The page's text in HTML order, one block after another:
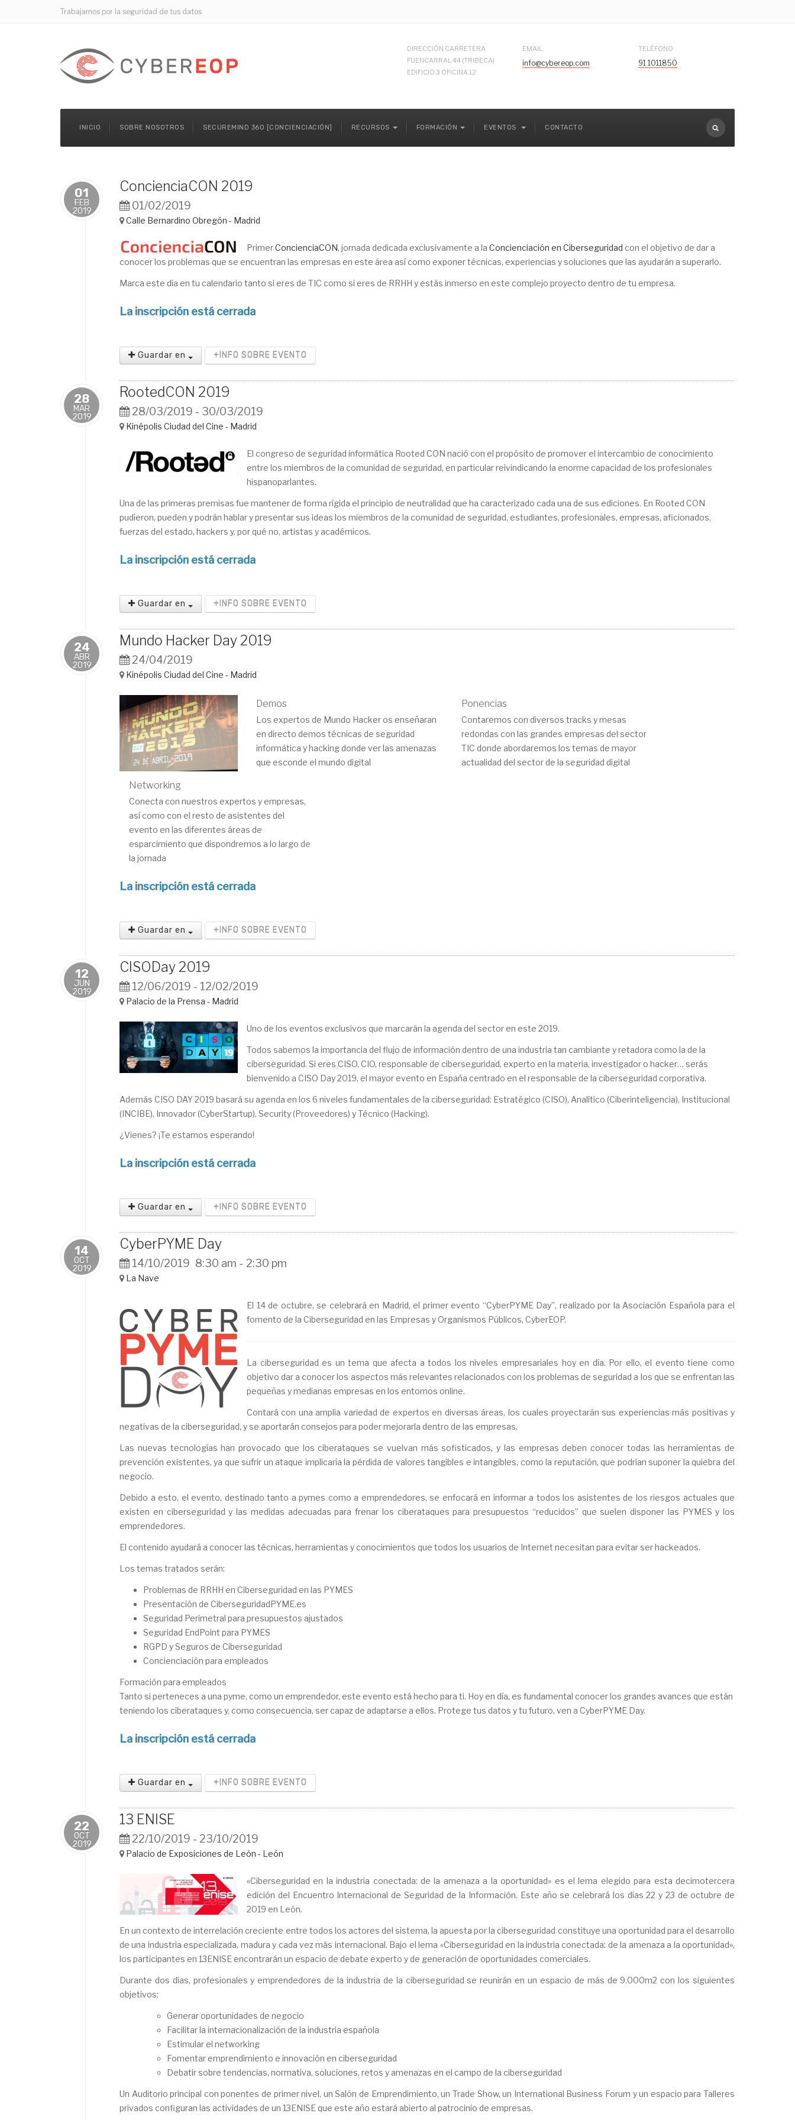
Trabajamos por la seguridad de tus datos
DIRECCIÓN CARRETERA
FUENCARRAL 44 (TRIBECA)
EDIFICIO 3 OFICINA 12
EMAIL
info@cybereop.com
TELÉFONO
91 1011850
INICIO SOBRE NOSOTROS SECUREMIND 360 [CONCIENCIACIÓN] RECURSOS FORMACIÓN EVENTOS CONTACTO
01
FEB
2019
ConcienciaCON 2019
01/02/2019
Calle Bernardino Obregón - Madrid
PrimerConcienciaCON, jornada dedicada exclusivamente a la Concienciación en Ciberseguridad con el objetivo de dar a
conocer los problemas que se encuentran las empresas en este área así como exponer técnicas, experiencias y soluciones que las ayudarán a superarlo.
Marca este día en tu calendario tanto si eres de TIC como si eres de RRHH y estás inmerso en este complejo proyecto dentro de tu empresa.
La inscripción está cerrada
Guardar en +INFO SOBRE EVENTO
28
MAR
2019
RootedCON 2019
28/03/2019 - 30/03/2019
Kinépolis Ciudad del Cine - Madrid
El congreso de seguridad informática Rooted CON nació con el propósito de promover el intercambio de conocimiento
entre los miembros de la comunidad de seguridad, en particular reivindicando la enorme capacidad de los profesionales
hispanoparlantes.
Una de las primeras premisas fue mantener de forma rígida el principio de neutralidad que ha caracterizado cada una de sus ediciones. En Rooted CON
pudieron, pueden y podrán hablar y presentar sus ideas los miembros de la comunidad de seguridad, estudiantes, profesionales, empresas, aficionados,
fuerzas del estado, hackers y, por qué no, artistas y académicos.
La inscripción está cerrada
Guardar en +INFO SOBRE EVENTO
24
ABR
2019
Mundo Hacker Day 2019
24/04/2019
Kinépolis Ciudad del Cine - Madrid
Demos
Los expertos de Mundo Hacker os enseñaran
en directo demos técnicas de seguridad
informática y hacking donde ver las amenazas
que esconde el mundo digital
Ponencias
Contaremos con diversos tracks y mesas
redondas con las grandes empresas del sector
TIC donde abordaremos los temas de mayor
actualidad del sector de la seguridad digital
Networking
Conecta con nuestros expertos y empresas,
así como con el resto de asistentes del
evento en las diferentes áreas de
esparcimiento que dispondremos a lo largo de
la jornada
La inscripción está cerrada
Guardar en +INFO SOBRE EVENTO
12
JUN
2019
CISODay 2019
12/06/2019 - 12/02/2019
Palacio de la Prensa - Madrid
Uno de los eventos exclusivos que marcarán la agenda del sector en este 2019.
Todos sabemos la importancia del flujo de información dentro de una industria tan cambiante y retadora como la de la
ciberseguridad. Si eres CISO, CIO, responsable de ciberseguridad, experto en la materia, investigador o hacker… serás
bienvenido a CISO Day 2019, el mayor evento en España centrado en el responsable de la ciberseguridad corporativa.
Además CISO DAY 2019 basará su agenda en los 6 niveles fundamentales de la ciberseguridad: Estratégico (CISO), Analítico (Ciberinteligencia), Institucional
(INCIBE), Innovador (CyberStartup), Security (Proveedores) y Técnico (Hacking).
¿Vienes? ¡Te estamos esperando!
La inscripción está cerrada
Guardar en +INFO SOBRE EVENTO
14
OCT
2019
CyberPYME Day
14/10/2019 8:30 am - 2:30 pm
La Nave
El 14 de octubre, se celebrará en Madrid, el primer evento “CyberPYME Day”, realizado por la Asociación Española para el
fomento de la Ciberseguridad en las Empresas y Organismos Públicos, CyberEOP.
La ciberseguridad es un tema que afecta a todos los niveles empresariales hoy en día. Por ello, el evento tiene como
objetivo dar a conocer los aspectos más relevantes relacionados con los problemas de seguridad a los que se enfrentan las
pequeñas y medianas empresas en los entornos online.
Contará con una amplia variedad de expertos en diversas áreas, los cuales proyectarán sus experiencias más positivas y
negativas de la ciberseguridad, y se aportarán consejos para poder mejorarla dentro de las empresas.
Las nuevas tecnologías han provocado que los ciberataques se vuelvan más sofisticados, y las empresas deben conocer todas las herramientas de
prevención existentes, ya que sufrir un ataque implicaría la pérdida de valores tangibles e intangibles, como la reputación, que podrían suponer la quiebra del
negocio.
Debido a esto, el evento, destinado tanto a pymes como a emprendedores, se enfocará en informar a todos los asistentes de los riesgos actuales que
existen en ciberseguridad y las medidas adecuadas para frenar los ciberataques para presupuestos “reducidos” que suelen disponer las PYMES y los
emprendedores.
El contenido ayudará a conocer las técnicas, herramientas y conocimientos que todos los usuarios de Internet necesitan para evitar ser hackeados.
Los temas tratados serán:
Problemas de RRHH en Ciberseguridad en las PYMES
Presentación de CiberseguridadPYME.es
Seguridad Perimetral para presupuestos ajustados
Seguridad EndPoint para PYMES
RGPD y Seguros de Ciberseguridad
Concienciación para empleados
Formación para empleados
Tanto si perteneces a una pyme, como un emprendedor, este evento está hecho para ti. Hoy en día, es fundamental conocer los grandes avances que están
teniendo los ciberataques y, como consecuencia, ser capaz de adaptarse a ellos. Protege tus datos y tu futuro, ven a CyberPYME Day.
La inscripción está cerrada
Guardar en +INFO SOBRE EVENTO
22
OCT
2019
13 ENISE
22/10/2019 - 23/10/2019
Palacio de Exposiciones de León - León
«Ciberseguridad en la industria conectada: de la amenaza a la oportunidad» es el lema elegido para esta decimotercera
edición del Encuentro Internacional de Seguridad de la Información. Este año se celebrará los días 22 y 23 de octubre de
2019 en León.
En un contexto de interrelación creciente entre todos los actores del sistema, la apuesta por la ciberseguridad constituye una oportunidad para el desarrollo
de una industria especializada, madura y cada vez más internacional. Bajo el lema «Ciberseguridad en la industria conectada: de la amenaza a la oportunidad»,
los participantes en 13ENISE encontrarán un espacio de debate experto y de generación de oportunidades comerciales.
Durante dos días, profesionales y emprendedores de la industria de la ciberseguridad se reunirán en un espacio de más de 9.000m2 con los siguientes
objetivos:
Generar oportunidades de negocio
Facilitar la internacionalización de la industria española
Estimular el networking
Fomentar emprendimiento e innovación en ciberseguridad
Debatir sobre tendencias, normativa, soluciones, retos y amenazas en el campo de la ciberseguridad
Un Auditorio principal con ponentes de primer nivel, un Salón de Emprendimiento, un Trade Show, un International Business Forum y un espacio para Talleres
privados configuran las actividades de un 13ENISE que este año estará abierto al patrocinio de empresas.